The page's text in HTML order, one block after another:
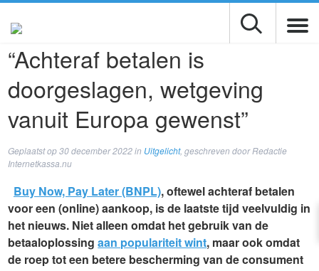
“Achteraf betalen is
doorgeslagen, wetgeving
vanuit Europa gewenst”
Geplaatst op30 december 2022in Uitgelicht, geschreven door Redactie
Internetkassa.nu
Buy Now, Pay Later (BNPL), oftewel achteraf betalen
voor een (online) aankoop, is de laatste tijd veelvuldig in
het nieuws. Niet alleen omdat het gebruik van de
betaaloplossingaan populariteit wint, maar ook omdat
de roep tot een betere bescherming van de consument